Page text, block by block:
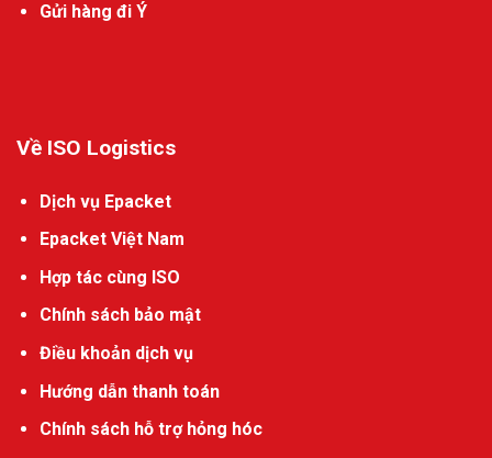
Gửi hàng đi Ý
Về ISO Logistics
Dịch vụ Epacket
Epacket Việt Nam
Hợp tác cùng ISO
Chính sách bảo mật
Điều khoản dịch vụ
Hướng dẫn thanh toán
Chính sách hỗ trợ hỏng hóc